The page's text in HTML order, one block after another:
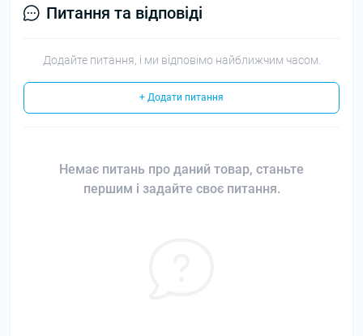
Питання та відповіді
Додайте питання, і ми відповімо найближчим часом.
+ Додати питання
Немає питань про даний товар, станьте
першим і задайте своє питання.